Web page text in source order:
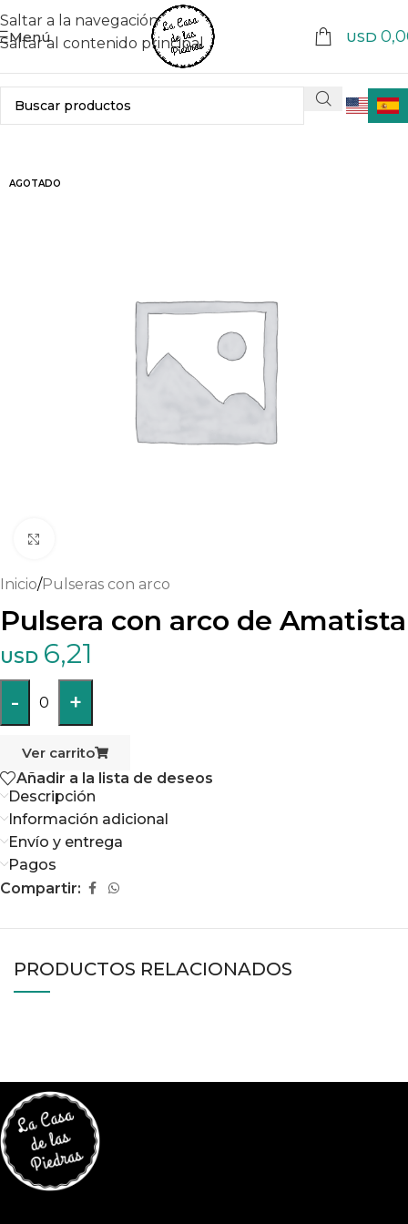
Saltar a la navegación
Saltar al contenido principal
Menú USD
AGOTADO
Inicio/Pulseras con arco
Pulsera con arco de Amatista
USD 6,21
- 0 +
Ver carrito
Añadir a la lista de deseos
Descripción
Información adicional
Envío y entrega
Pagos
Compartir:
PRODUCTOS RELACIONADOS